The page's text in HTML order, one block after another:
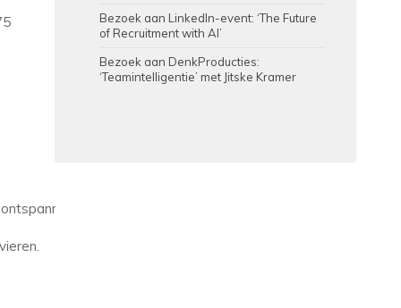
en verbinding. Denk aan kennissessies,
Bezoek aan LinkedIn-event: ‘The Future
of Recruitment with AI’
Bezoek aan DenkProducties:
‘Teamintelligentie’ met Jitske Kramer